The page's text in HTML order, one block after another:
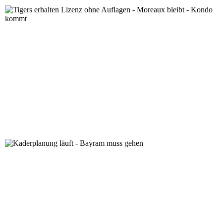
Tigers erhalten Lizenz ohne Auflagen - Moreaux bleibt
Kaderplanung läuft - Bayram muss gehen